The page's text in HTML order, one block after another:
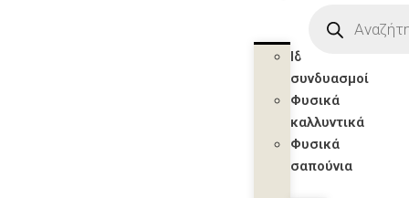
Ιδανικοί
συνδυασμοί
Φυσικά
καλλυντικά
Φυσικά
σαπούνια